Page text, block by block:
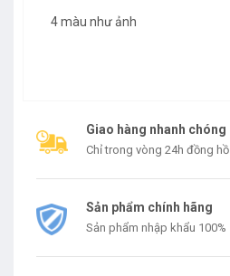
4 màu như ảnh
Giao hàng nhanh chóng
Chỉ trong vòng 24h đồng hồ
Sản phẩm chính hãng
Sản phẩm nhập khẩu 100%